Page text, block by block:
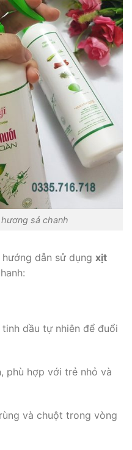
sả chanh
dẫn sử dụng xịt
dầu tự nhiên để đuổi
phù hợp với trẻ nhỏ và
và chuột trong vòng